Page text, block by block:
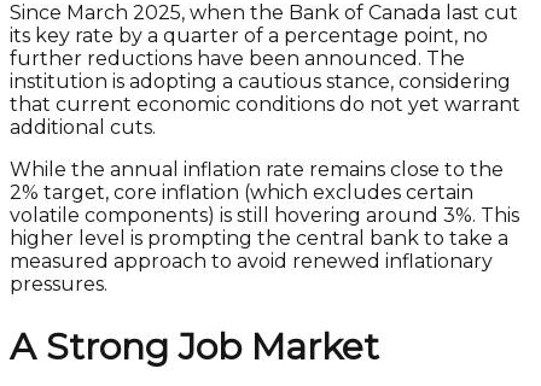
Since March 2025, when the Bank of Canada last cut
its key rate by a quarter of a percentage point, no
further reductions have been announced. The
institution is adopting a cautious stance, considering
that current economic conditions do not yet warrant
additional cuts.
While the annual inflation rate remains close to the
2% target, core inflation (which excludes certain
volatile components) is still hovering around 3%. This
higher level is prompting the central bank to take a
measured approach to avoid renewed inflationary
pressures.
A Strong Job Market